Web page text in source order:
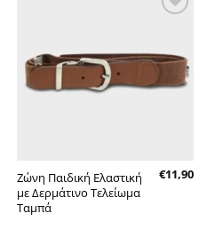
επιθυμητών
Ζώνη Παιδική Ελαστική
με Δερμάτινο Τελείωμα
Ταμπά
€11,90